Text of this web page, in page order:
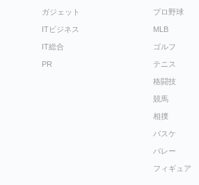
ガジェット
ITビジネス
IT総合
PR
プロ野球
MLB
ゴルフ
テニス
格闘技
競馬
相撲
バスケ
バレー
フィギュア